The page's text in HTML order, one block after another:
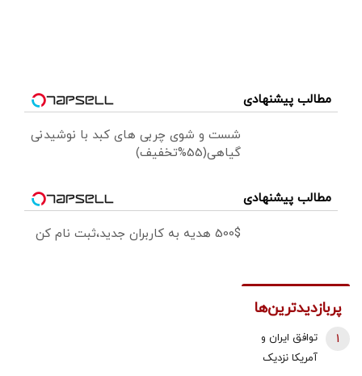
مطالب پیشنهادی
شست و شوی چربی های کبد با نوشیدنی
گیاهی(55%تخفیف)
مطالب پیشنهادی
500$ هدیه به کاربران جدید،ثبت نام کن
پربازدیدترین‌ها
توافق ایران و
آمریکا نزدیک
1